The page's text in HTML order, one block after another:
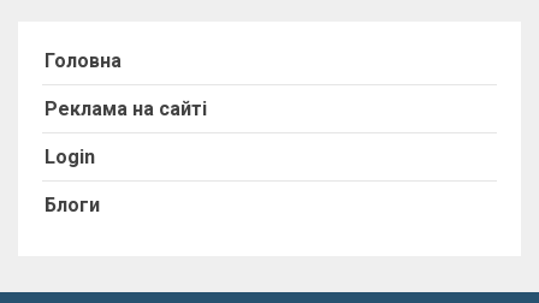
Головна
Реклама на сайті
Login
Блоги